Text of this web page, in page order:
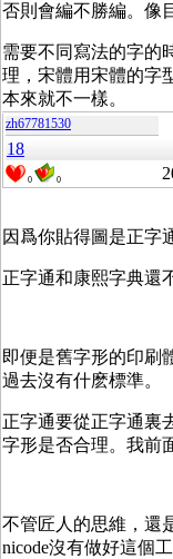
否則會編不勝編。像
需要不同寫法的字的
理，宋體用宋體的字
本來就不一樣。
zh67781530
18
0 0
因爲你貼得圖是正字
正字通和康熙字典還
即便是舊字形的印刷
過去沒有什麽標準。
正字通要從正字通裏
字形是否合理。我前
不管匠人的思維，還
nicode沒有做好這個工